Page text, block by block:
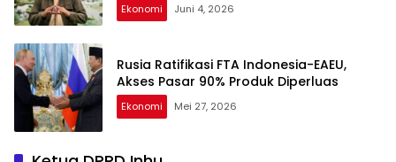
Ekonomi Juni 4, 2026
Rusia Ratifikasi FTA Indonesia-EAEU,
Akses Pasar 90% Produk Diperluas
Ekonomi Mei 27, 2026